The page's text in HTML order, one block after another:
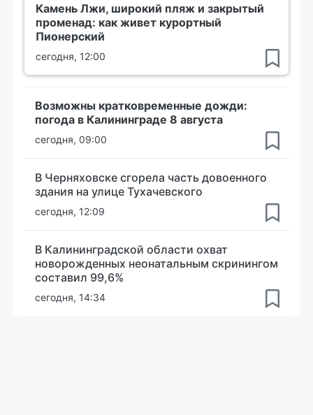
Камень Лжи, широкий пляж и закрытый
променад: как живет курортный
Пионерский
сегодня, 12:00
Возможны кратковременные дожди:
погода в Калининграде 8 августа
сегодня, 09:00
В Черняховске сгорела часть довоенного
здания на улице Тухачевского
сегодня, 12:09
В Калининградской области охват
новорожденных неонатальным скринингом
составил 99,6%
сегодня, 14:34